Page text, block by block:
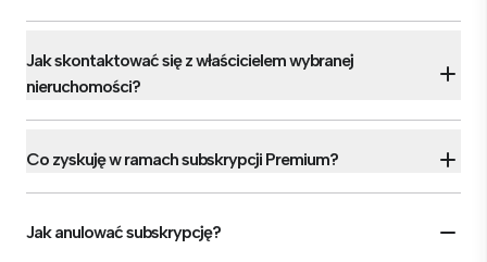
Jak skontaktować się z właścicielem wybranej
nieruchomości?
Co zyskuję w ramach subskrypcji Premium?
Jak anulować subskrypcję?